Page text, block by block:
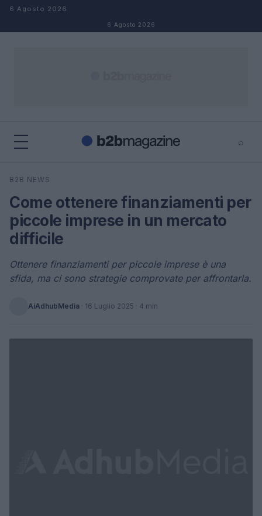
Salta al contenuto
6 Agosto 2026
6 Agosto 2026
⌕
Cerca
B2B NEWS
Come ottenere finanziamenti per
piccole imprese in un mercato
difficile
Ottenere finanziamenti per piccole imprese è una
sfida, ma ci sono strategie comprovate per affrontarla.
AiAdhubMedia · 16 Luglio 2025 · 4 min